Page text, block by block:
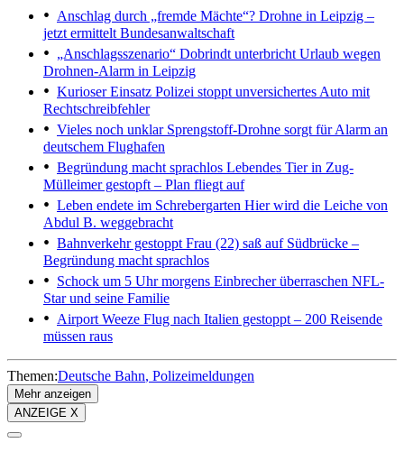
Anschlag durch „fremde Mächte“? Drohne in Leipzig –
jetzt ermittelt Bundesanwaltschaft
„Anschlagsszenario“ Dobrindt unterbricht Urlaub wegen
Drohnen-Alarm in Leipzig
Kurioser Einsatz Polizei stoppt unversichertes Auto mit
Rechtschreibfehler
Vieles noch unklarSprengstoff-Drohne sorgt für Alarm an
deutschem Flughafen
Begründung macht sprachlos Lebendes Tier in Zug-
Mülleimer gestopft – Plan fliegt auf
Leben endete im Schrebergarten Hier wird die Leiche von
Abdul B. weggebracht
Bahnverkehr gestoppt Frau (22) saß auf Südbrücke –
Begründung macht sprachlos
Schock um 5 Uhr morgens Einbrecher überraschen NFL-
Star und seine Familie
Airport Weeze Flug nach Italien gestoppt – 200 Reisende
müssen raus
Themen:Deutsche Bahn Polizeimeldungen
Mehr anzeigen
ANZEIGE X